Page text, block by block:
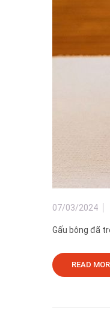
07/03/2024
Gấu bông đã
READ